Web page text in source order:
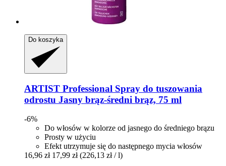
Do koszyka
ARTIST Professional Spray do tuszowania
odrostu Jasny brąz-​średni brąz, 75 ml
-6%
Do włosów w kolorze od jasnego do średniego brązu
Prosty w użyciu
Efekt utrzymuje się do następnego mycia włosów
16,96 zł 17,99 zł (226,13 zł / l)